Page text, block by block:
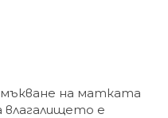
на матката
влагалището е